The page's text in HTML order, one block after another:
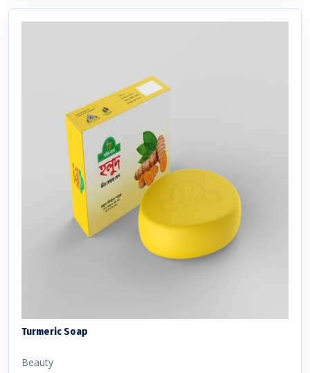
Turmeric Soap
Beauty